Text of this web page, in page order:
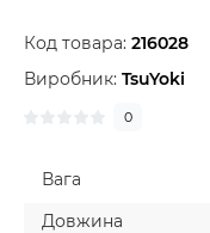
Код товара: 216028
Виробник: TsuYoki
0
Вага
Довжина